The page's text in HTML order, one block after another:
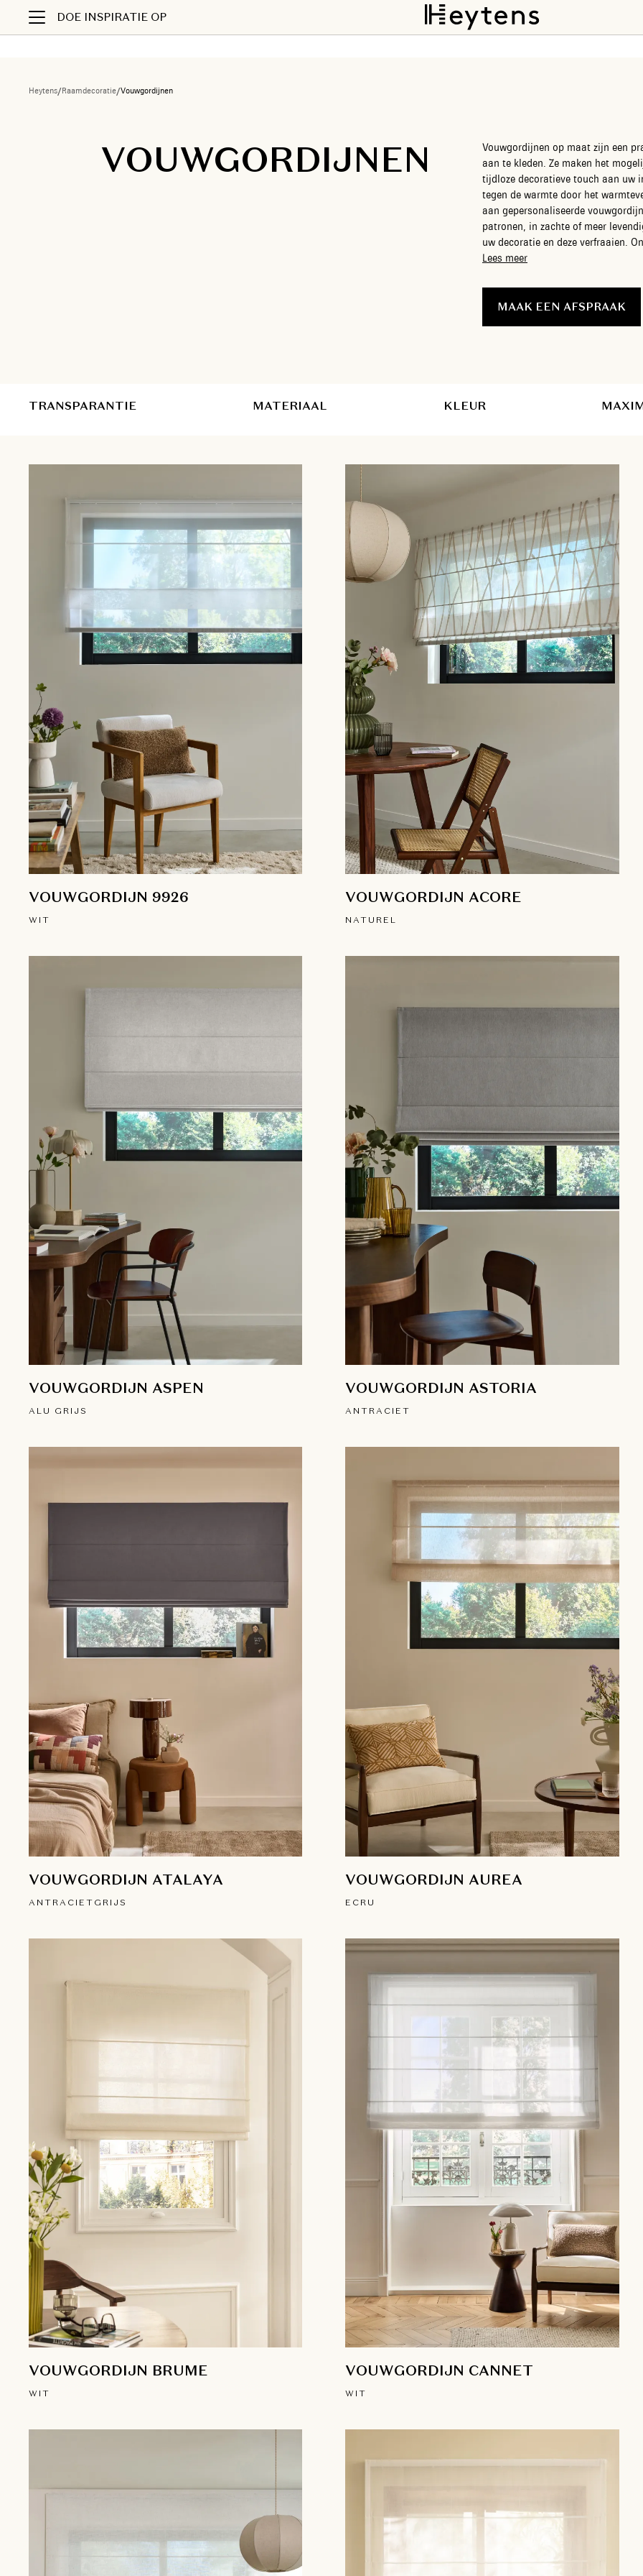
DOE INSPIRATIE OP
Heytens/Raamdecoratie/Vouwgordijnen
VOUWGORDIJNEN
Vouwgordijnen op maat zijn een
aan te kleden. Ze maken het
tijdloze decoratieve touch aan uw
tegen de warmte door het warmteverlies te beperken.
aan gepersonaliseerde
patronen, in zachte of meer
uw decoratie en deze verfraaien. Onze interieurdecoratiespecialisten begeleiden u
bij het kiezen van het perfecte
unieke en elegante aankleding.
Lees meer
MAAK EEN AFSPRAAK
TRANSPARANTIE MATERIAAL KLEUR
VOUWGORDIJN 9926
WIT
VOUWGORDIJN ACORE
NATUREL
VOUWGORDIJN ASPEN
ALU GRIJS
VOUWGORDIJN ASTORIA
ANTRACIET
VOUWGORDIJN ATALAYA
ANTRACIETGRIJS
VOUWGORDIJN AUREA
ECRU
VOUWGORDIJN BRUME
WIT
VOUWGORDIJN CANNET
WIT